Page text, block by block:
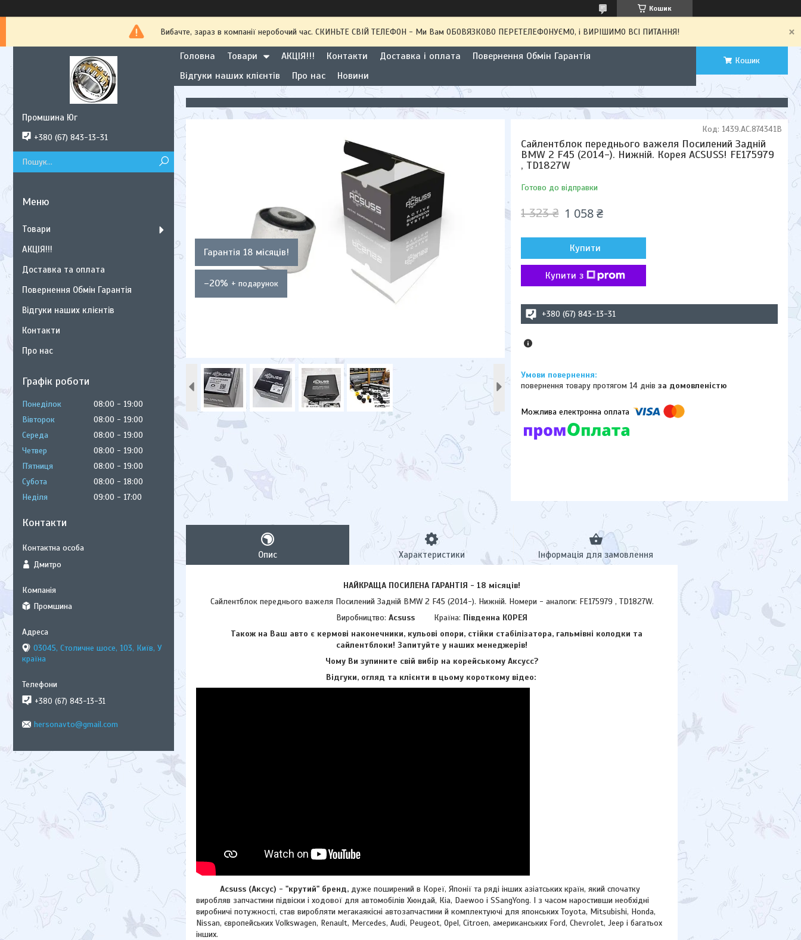
Кошик
Вибачте, зараз в компанії неробочий час. СКИНЬТЕ СВІЙ ТЕЛЕФОН - Ми Вам ОБОВЯЗКОВО ПЕРЕТЕЛЕФОНУЄМО, і ВИРІШИМО ВСІ ПИТАННЯ!
Головна Товари АКЦІЯ!!! Контакти Доставка і оплата
Повернення Обмін Гарантія
Відгуки наших клієнтів
Про нас Новини
Кошик
Гарантія 18 місяців!
–20%
Сайлентблок переднього важеля Посилений Задній
BMW 2 F45 (2014-). Нижній. Корея ACSUSS! FE175979
, TD1827W
Готово до відправки
Код: 1439.AC.874341B
1 323 ₴ 1 058 ₴
Купити
Купити з
+380 (67) 843-13-31
повернення товару протягом 14 днівза домовленістю
Опис Характеристики Інформація для замовлення
НАЙКРАЩА ПОСИЛЕНА ГАРАНТІЯ - 18 місяців!
Сайлентблок переднього важеля Посилений Задній BMW 2 F45 (2014-). Нижній. Номери - аналоги: FE175979 , TD1827W.
Виробництво: Acsuss Країна: Південна КОРЕЯ
Також на Ваш авто є кермові наконечники, кульові опори, стійки стабілізатора, гальмівні колодки та
сайлентблоки! Запитуйте у наших менеджерів!
Чому Ви зупините свій вибір на корейському Аксусс?
Відгуки, огляд та клієнти в цьому короткому відео:
Acsuss (Аксус) - "крутий" бренд, дуже поширений в Кореї, Японії та ряді інших азіатських країн, який спочатку
виробляв запчастини підвіски і ходової для автомобілів Хюндай, Кіа, Daewoo і SSangYong. І з часом наростивши необхідні
виробничі потужності, став виробляти мегакаякісні автозапчастини й комплектуючі для японських Toyota, Mitsubishi, Honda,
Nissan, європейських Volkswagen, Renault, Mercedes, Audi, Peugeot, Opel, Citroen, американських Ford, Chevrolet, Jeep і багатьох
інших.
Промшина Юг
+380 (67) 843-13-31
Товари
АКЦІЯ!!!
Доставка та оплата
Повернення Обмін Гарантія
Відгуки наших клієнтів
Контакти
Про нас
Графік роботи
Понеділок 08:00
19:00
Вівторок
08:00
19:00
Середа
08:00
19:00
Четвер
08:00
19:00
Пʼятниця
08:00
19:00
Субота
08:00
18:00
Неділя
09:00 17:00
Контакти
Дмитро
Промшина
03045, Столичне шосе, 103, Київ, У
країна
+380 (67) 843-13-31
hersonavto@gmail.com